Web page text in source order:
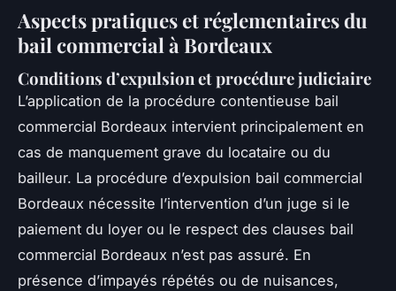
Aspects pratiques et réglementaires du
bail commercial à Bordeaux
Conditions d’expulsion et procédure judiciaire
L’application de la procédure contentieuse bail
commercial Bordeaux intervient principalement en
cas de manquement grave du locataire ou du
bailleur. La procédure d’expulsion bail commercial
Bordeaux nécessite l’intervention d’un juge si le
paiement du loyer ou le respect des clauses bail
commercial Bordeaux n’est pas assuré. En
présence d’impayés répétés ou de nuisances,